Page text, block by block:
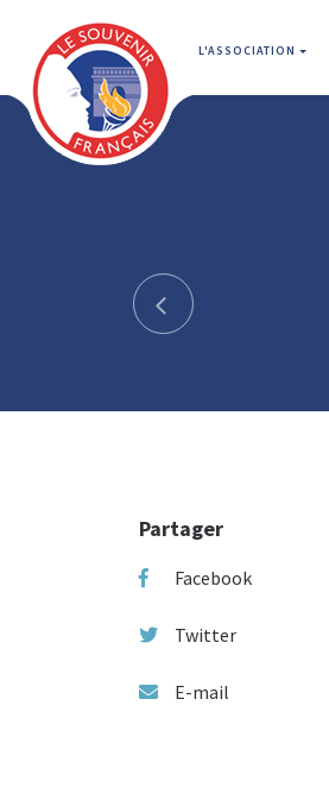
L'ASSOCIATION
Partager
Facebook
Twitter
E-mail